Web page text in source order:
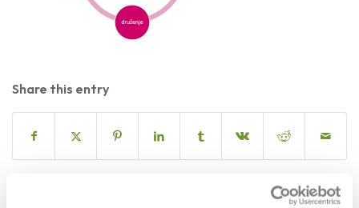
Share this entry